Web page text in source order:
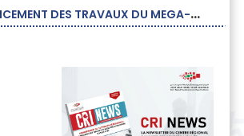
DES TRAVAUX DU MEGA-
TEXTILES A FES